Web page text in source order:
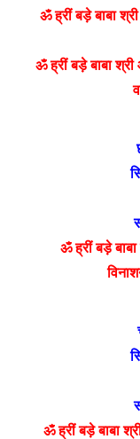
ॐ ह्रीं बड़े बाबा
ॐ ह्रीं बड़े बाबा
ॐ ह्रीं बड़े
ॐ ह्रीं बड़े बाबा